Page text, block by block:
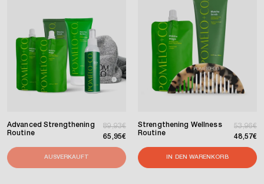
Advanced Strengthening
Routine
Normaler Preis
89,93€
Verkaufspreis
65,95€
AUSVERKAUFT
Strengthening Wellness
Routine
53,96€
48,57€
IN DEN WARENKORB